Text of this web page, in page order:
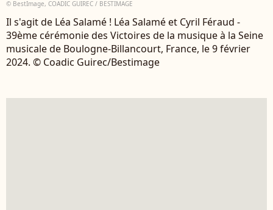
© BestImage, COADIC GUIREC / BESTIMAGE
Il s'agit de Léa Salamé ! Léa Salamé et Cyril Féraud -
39ème cérémonie des Victoires de la musique à la Seine
musicale de Boulogne-Billancourt, France, le 9 février
2024. © Coadic Guirec/Bestimage